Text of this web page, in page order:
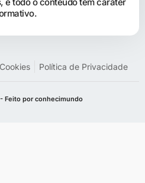
Política de Privacidade
Feito por conhecimundo